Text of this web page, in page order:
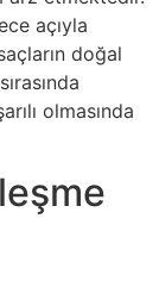
açıyla
doğal
olmasında